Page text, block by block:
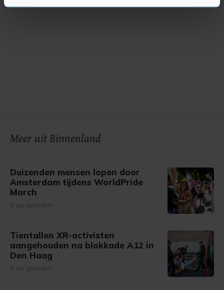
U kunt uw toestemming op elk moment wijzigen of
Meer uit Binnenland
Duizenden mensen lopen door
Amsterdam tijdens WorldPride
March
5 uur geleden
Tientallen XR-activisten
aangehouden na blokkade A12 in
Den Haag
6 uur geleden